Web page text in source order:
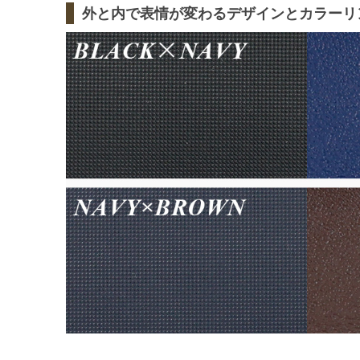
外と内で表情が変わるデザインとカラー